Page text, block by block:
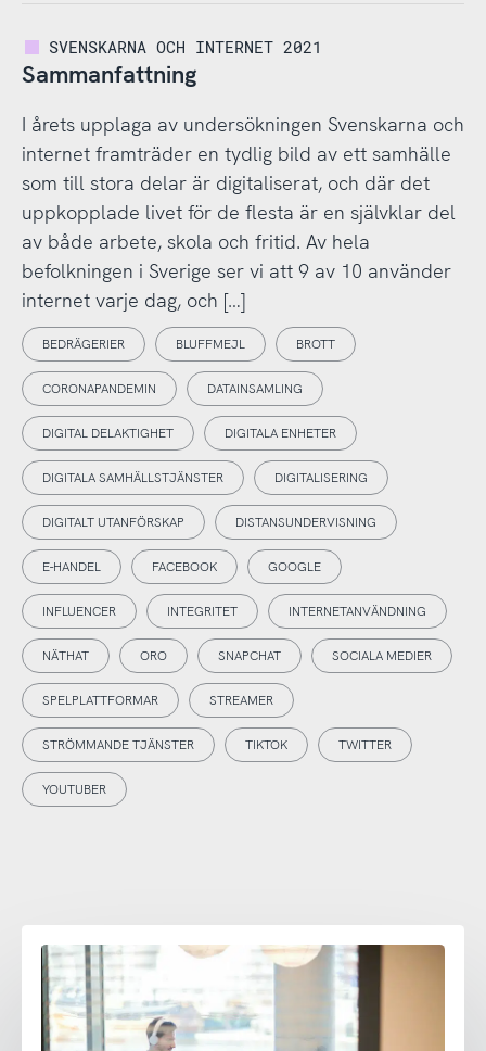
SVENSKARNA OCH INTERNET 2021
Sammanfattning
I årets upplaga av undersökningen Svenskarna och
internet framträder en tydlig bild av ett samhälle
som till stora delar är digitaliserat, och där det
uppkopplade livet för de flesta är en självklar del
av både arbete, skola och fritid. Av hela
befolkningen i Sverige ser vi att 9 av 10 använder
internet varje dag, och […]
BEDRÄGERIER BLUFFMEJL BROTT
CORONAPANDEMIN DATAINSAMLING
DIGITAL DELAKTIGHET DIGITALA ENHETER
DIGITALA SAMHÄLLSTJÄNSTER DIGITALISERING
DIGITALT UTANFÖRSKAP DISTANSUNDERVISNING
E-HANDEL FACEBOOK GOOGLE
INFLUENCER INTEGRITET INTERNETANVÄNDNING
NÄTHAT ORO SNAPCHAT SOCIALA MEDIER
SPELPLATTFORMAR STREAMER
STRÖMMANDE TJÄNSTER TIKTOK TWITTER
YOUTUBER